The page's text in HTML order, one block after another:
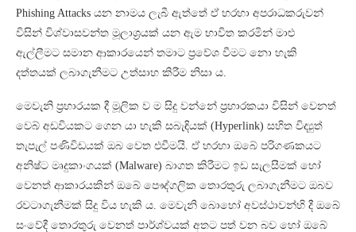
Phishing Attacks යන නාමය ලැබී ඇත්තේ ඒ හරහා අපරාධකරුවන්
විසින් විශ්වාසවන්ත මූලාශ්‍රයක් යන ඇම භාවිත කරමින් මාළු
ඇල්ලීමට සමාන ආකාරයෙන් තමාට ප්‍රවේශ වීමට නො හැකි
දත්තයක් ලබාගැනීමට උත්සාහ කිරීම නිසා ය.
මෙවැනි ප්‍රහාරයක දී මූලික ව ම සිදු වන්නේ ප්‍රහාරකයා විසින් වෙනත්
වෙබ් අඩවියකට ගෙන යා හැකි සබැඳියක් (Hyperlink) සහිත විද්‍යුත්
තැපැල් පණිවිඩයක් ඔබ වෙත එවීමයි. ඒ හරහා ඔබේ පරිගණකයට
අනිෂ්ට මෘදුකාංගයක් (Malware) බාගත කිරීමට ඉඩ සැලසීමක් හෝ
වෙනත් ආකාරයකින් ඔබේ පෞද්ගලික තොරතුරු ලබාගැනීමට ඔබව
රවටාගැනීමක් සිදු විය හැකි ය. මෙවැනි බොහෝ අවස්ථාවන්හි දී ඔබේ
සංවේදී තොරතුරු වෙනත් පාර්ශ්වයක් අතට පත් වන බව හෝ ඔබේ